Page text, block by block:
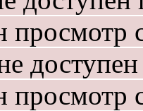
просмотр
просмотр